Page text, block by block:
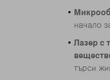
начало
Лазер с
търси